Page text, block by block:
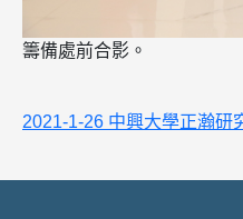
籌備處前合影。
2021-1-26 中興大學正瀚研